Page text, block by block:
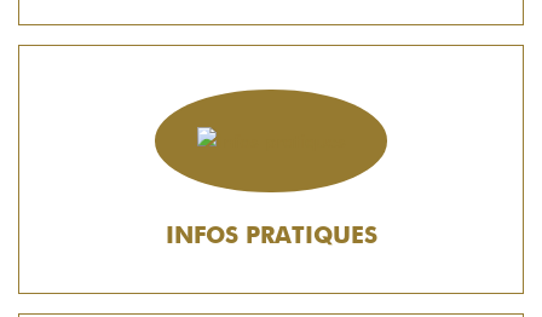
INFOS PRATIQUES